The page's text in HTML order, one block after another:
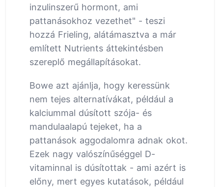
inzulinszerű hormont, ami
pattanásokhoz vezethet" - teszi
hozzá Frieling, alátámasztva a már
említett Nutrients áttekintésben
szereplő megállapításokat.
Bowe azt ajánlja, hogy keressünk
nem tejes alternatívákat, például a
kalciummal dúsított szója- és
mandulaalapú tejeket, ha a
pattanások aggodalomra adnak okot.
Ezek nagy valószínűséggel D-
vitaminnal is dúsítottak - ami azért is
előny, mert egyes kutatások, például